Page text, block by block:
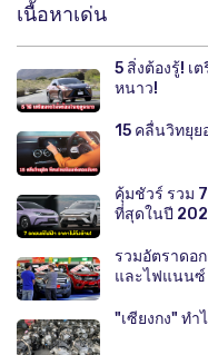
เนื้อหาเด่น
5 สิ่งต้องรู้! เ
หนาว!
15 คลื่นวิทยุ
คุ้มชัวร์ รวม
ที่สุดในปี
รวมอัตราดอ
และไฟแนนซ์
"เซียงกง" ทำ